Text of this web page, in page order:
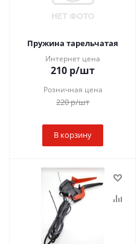
Пружина тарельчатая
Интернет цена
210 р/шт
Розничная цена
220р/шт
В корзину